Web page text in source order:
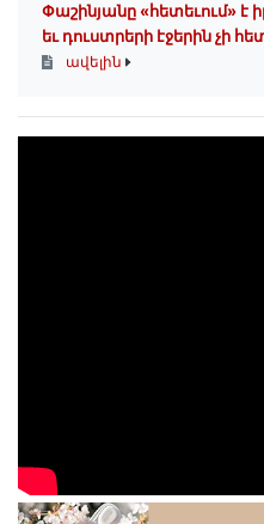
Փաշինյանը «հետեւում» է
եւ դուստրերի էջերին չի
ավելին